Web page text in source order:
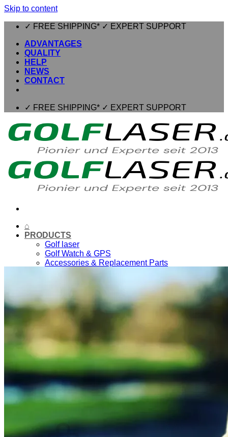
Skip to content
✓ FREE SHIPPING* ✓ EXPERT SUPPORT
ADVANTAGES
QUALITY
HELP
NEWS
CONTACT
✓ FREE SHIPPING* ✓ EXPERT SUPPORT
⌂
PRODUCTS
Golf laser
Golf Watch & GPS
Accessories & Replacement Parts
About Us
Advantages
Quality
Laser Comparison
Player
References
We support
This is important to us
FAQ